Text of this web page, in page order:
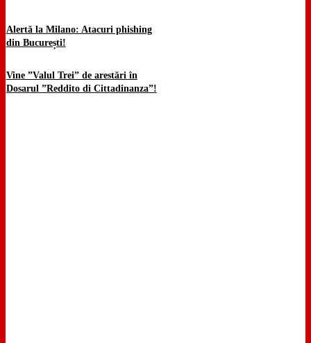
Alertă la Milano: Atacuri phishing
din București!
Vine ”Valul Trei” de arestări în
Dosarul ”Reddito di Cittadinanza”!